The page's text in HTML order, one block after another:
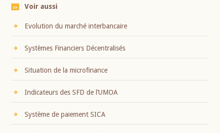
Voir aussi
Evolution du marché interbancaire
Systèmes Financiers Décentralisés
Situation de la microfinance
Indicateurs des SFD de l’UMOA
Système de paiement SICA